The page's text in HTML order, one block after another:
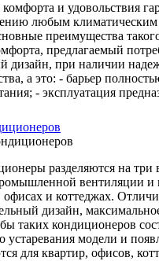
и удовольствия
любым климатическим
преимущества
предлагаемый
дизайн, при наличии
а это: - барьер
- эксплуатация
разделяются на
вентиляции и
офисах и коттеджах.
дизайн,
таких кондиционеров
устаревания модели и
для квартир, офисов,